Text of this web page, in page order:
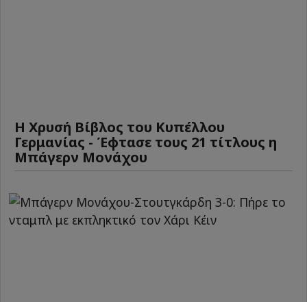
Η Χρυσή Βίβλος του Κυπέλλου
Γερμανίας - Έφτασε τους 21 τίτλους η
Μπάγερν Μονάχου